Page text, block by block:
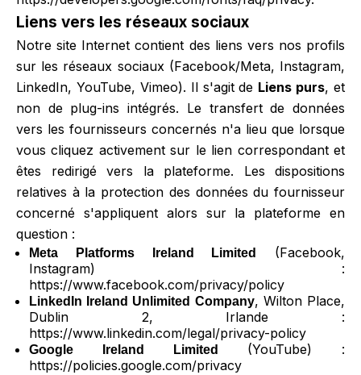
Liens vers les réseaux sociaux
Notre site Internet contient des liens vers nos profils
sur les réseaux sociaux (Facebook/Meta, Instagram,
LinkedIn, YouTube, Vimeo). Il s'agit de Liens purs, et
non de plug-ins intégrés. Le transfert de données
vers les fournisseurs concernés n'a lieu que lorsque
vous cliquez activement sur le lien correspondant et
êtes redirigé vers la plateforme. Les dispositions
relatives à la protection des données du fournisseur
concerné s'appliquent alors sur la plateforme en
question :
Meta Platforms Ireland Limited
(Facebook,
Instagram) :
https://www.facebook.com/privacy/policy
LinkedIn Ireland Unlimited Company, Wilton Place,
Dublin 2, Irlande :
https://www.linkedin.com/legal/privacy-policy
Google Ireland Limited
(YouTube) :
https://policies.google.com/privacy